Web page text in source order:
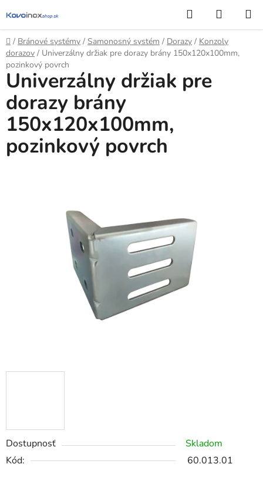
na
obsah
Hľadať
KOŠÍK
Domov
/ Bránové systémy / Samonosný systém / Dorazy / Konzoly
dorazov / Univerzálny držiak pre dorazy brány 150x120x100mm,
pozinkový povrch
Dostupnosť
Skladom
Kód:
60.013.01
Univerzálny držiak pre
dorazy brány
150x120x100mm,
pozinkový povrch